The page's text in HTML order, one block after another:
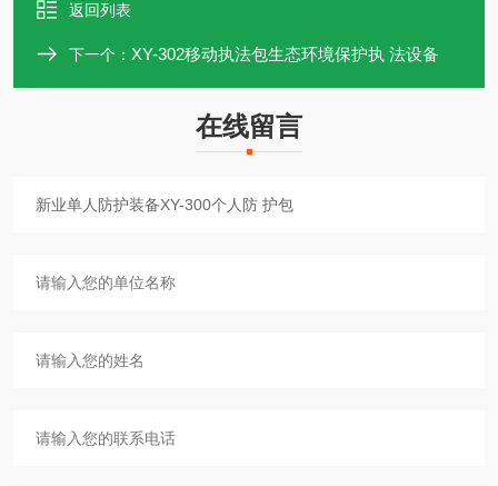
返回列表
下一个： XY-302移动执法包生态环境保护执 法设备
在线留言